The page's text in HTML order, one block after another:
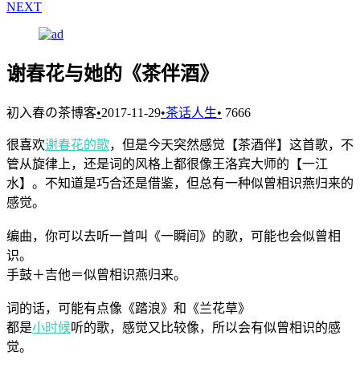
NEXT
谢春花与她的《茶伴酒》
初入春の茶博客•2017-11-29•茶话人生• 7666
很喜欢谢春花的歌，但是今天突然感觉【茶酒伴】这首歌，不
管从旋律上，还是词的风格上都很像王洛宾大师的【一江
水】。不知道是巧合还是借鉴，但总有一种似曾相识燕归来的
感觉。
编曲，你可以去听一首叫《一瞬间》的歌，可能也会似曾相
识。
手鼓＋吉他＝似曾相识燕归来。
词的话，可能有点像《踏浪》和《兰花草》
都是小时候听的歌，感觉又比较像，所以会有似曾相识的感
觉。